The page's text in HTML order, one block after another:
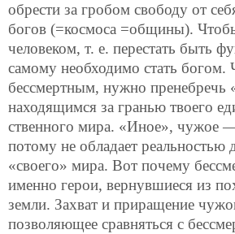
обрести за гробом свободу от
богов (=космоса =общины).
человеком, т. е. перестать быть
самому необходимо стать богом.
бессмертным, нужно пренебречь
находящимся за гранью твоего
ственного мира. «Иное», чужое
потому не обладает реальностью
«своего» мира. Вот почему
именно герои, вернувшиеся из
земли. Захват и приращение
позволяющее сравняться с